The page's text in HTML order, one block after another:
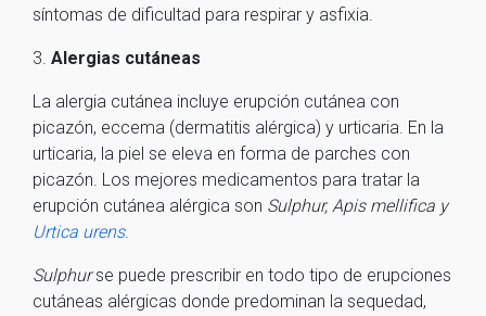
síntomas de dificultad para respirar y asfixia.
3. Alergias cutáneas
La alergia cutánea incluye erupción cutánea con
picazón, eccema (dermatitis alérgica) y urticaria. En la
urticaria, la piel se eleva en forma de parches con
picazón. Los mejores medicamentos para tratar la
erupción cutánea alérgica son Sulphur, Apis mellifica y
Urtica urens.
Sulphurse puede prescribir en todo tipo de erupciones
cutáneas alérgicas donde predominan la sequedad,